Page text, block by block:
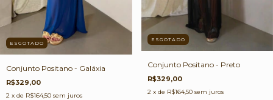
ESGOTADO
Conjunto Positano - Galáxia
R$329,00
2 x de R$164,50 sem juros
ESGOTADO
Conjunto Positano - Preto
R$329,00
2 x de R$164,50 sem juros